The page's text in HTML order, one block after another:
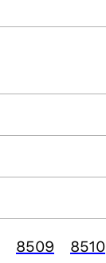
8509 8510